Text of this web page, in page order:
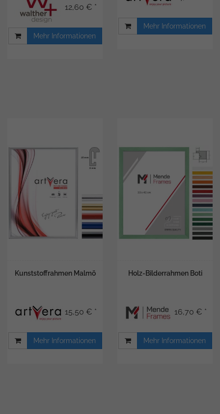
12,60 € *
Mehr Informationen
Mehr Informationen
Kunststoffrahmen Malmö
15,50 € *
Mehr Informationen
Holz-Bilderrahmen Boti
16,70 € *
Mehr Informationen